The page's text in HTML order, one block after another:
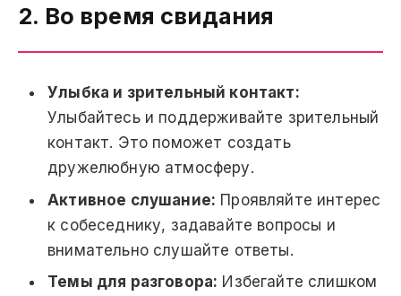
2. Во время свидания
Улыбка и зрительный контакт:
Улыбайтесь и поддерживайте зрительный
контакт. Это поможет создать
дружелюбную атмосферу.
Активное слушание: Проявляйте интерес
к собеседнику, задавайте вопросы и
внимательно слушайте ответы.
Темы для разговора: Избегайте слишком